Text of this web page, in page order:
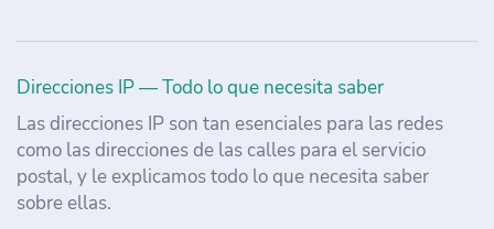
Direcciones IP — Todo lo que necesita saber
Las direcciones IP son tan esenciales para las redes
como las direcciones de las calles para el servicio
postal, y le explicamos todo lo que necesita saber
sobre ellas.